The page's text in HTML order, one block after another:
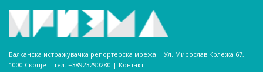
Балканска истражувачка репортерска мрежа | Ул. Мирослав Крлежа 67,
1000 Скопје | тел. +38923290280­ | Контакт